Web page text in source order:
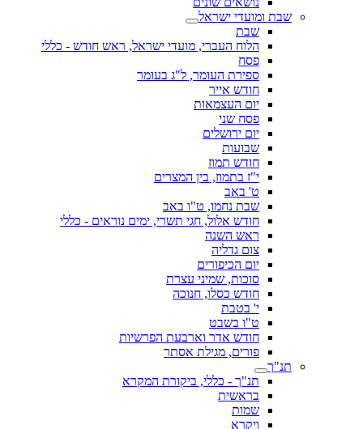
שבת ומועדי ישראל
שבת
הלוח העברי, מועדי ישראל, ראש חודש - כללי
פסח
ספירת העומר, ל"ג בעומר
חודש אייר
יום העצמאות
פסח שני
יום ירושלים
שבועות
חודש תמוז
י"ז בתמוז, בין המצרים
ט' באב
שבת נחמו, ט"ו באב
חודש אלול, חגי תשרי, ימים נוראים - כללי
ראש השנה
צום גדליה
יום הכיפורים
סוכות, שמיני עצרת
חודש כסלו, חנוכה
י' בטבת
ט"ו בשבט
חודש אדר וארבעת הפרשיות
פורים, מגילת אסתר
תנ"ך
תנ"ך - כללי, ביקורת המקרא
בראשית
שמות
ויקרא